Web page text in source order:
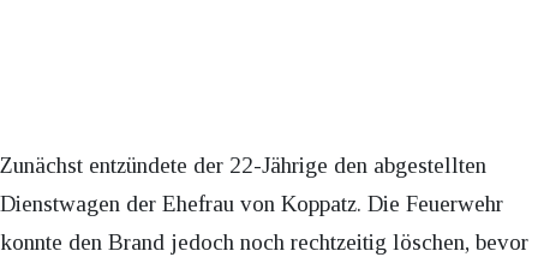
Zunächst entzündete der 22-Jährige den abgestellten
Dienstwagen der Ehefrau von Koppatz. Die Feuerwehr
konnte den Brand jedoch noch rechtzeitig löschen, bevor